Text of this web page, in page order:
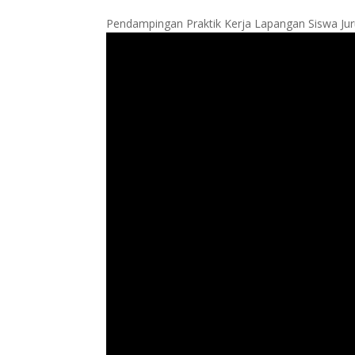
Pendampingan Praktik Kerja Lapangan Siswa